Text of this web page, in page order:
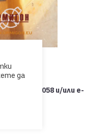
0885 053 058 и/или e-
да